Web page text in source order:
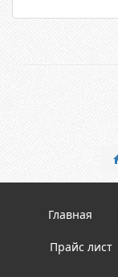
Главная
Прайс лист